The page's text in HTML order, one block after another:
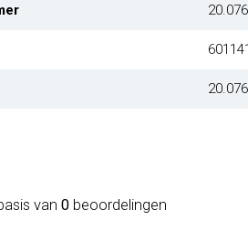
20.076
20.076
van 0 beoordelingen